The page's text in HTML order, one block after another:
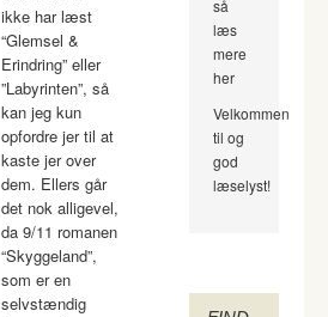
ikke har læst
“Glemsel &
Erindring” eller
”Labyrinten”, så
kan jeg kun
opfordre jer til at
kaste jer over
dem. Ellers går
det nok alligevel,
da 9/11 romanen
“Skyggeland”,
som er en
selvstændig
så
læs
mere
her
Velkommen
til og
god
læselyst!